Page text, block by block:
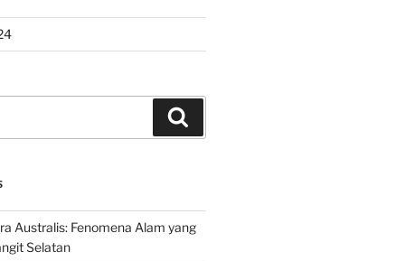
Australis: Fenomena Alam yang
Selatan